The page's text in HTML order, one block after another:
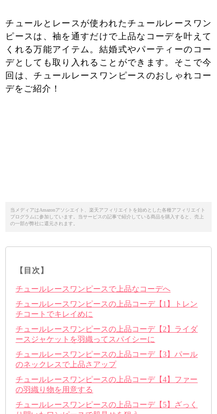
チュールとレースが使われたチュールレースワン
ピースは、袖を通すだけで上品なコーデを叶えて
くれる万能アイテム。結婚式やパーティーのコー
デとしても取り入れることができます。そこで今
回は、チュールレースワンピースのおしゃれコー
デをご紹介！
当メディアはAmazonアソシエイト、楽天アフィリエイトを始めとした各種アフィリエイト
プログラムに参加しています。当サービスの記事で紹介している商品を購入すると、売上
の一部が弊社に還元されます。
【目次】
チュールレースワンピースで上品なコーデへ
チュールレースワンピースの上品コーデ【1】トレン
チコートでキレイめに
チュールレースワンピースの上品コーデ【2】ライダ
ースジャケットを羽織ってスパイシーに
チュールレースワンピースの上品コーデ【3】パール
のネックレスで上品さアップ
チュールレースワンピースの上品コーデ【4】ファー
の羽織り物を用意する
チュールレースワンピースの上品コーデ【5】ざっく